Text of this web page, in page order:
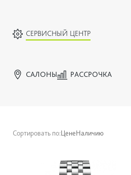
СЕРВИСНЫЙ ЦЕНТР
САЛОНЫ РАССРОЧКА
Сортировать по:ЦенеНаличию